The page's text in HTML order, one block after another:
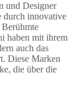
und Designer
durch innovative
haben mit ihrem
auch das
Diese Marken
die über die